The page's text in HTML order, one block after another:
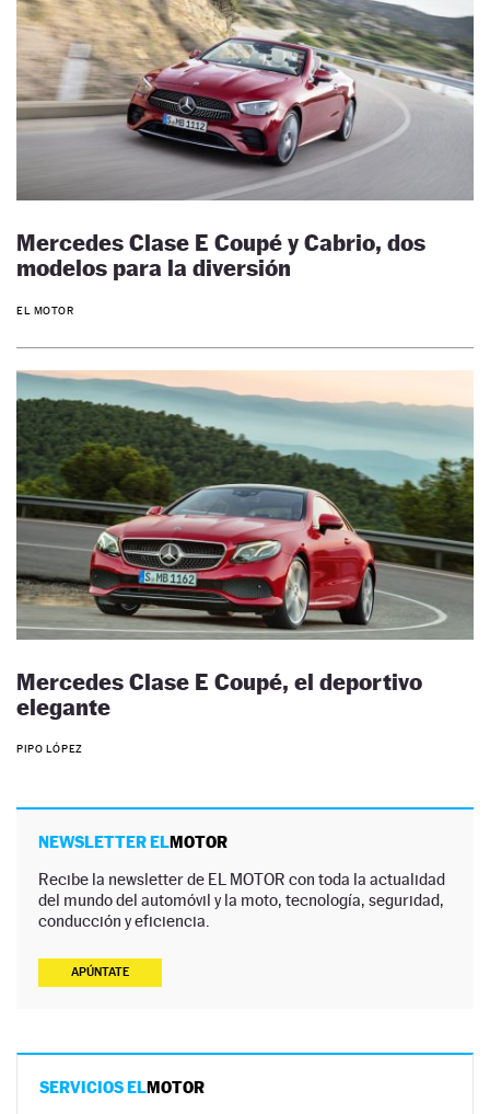
Mercedes Clase E Coupé y Cabrio, dos
modelos para la diversión
EL MOTOR
Mercedes Clase E Coupé, el deportivo
elegante
PIPO LÓPEZ
NEWSLETTER ELMOTOR
Recibe la newsletter de EL MOTOR con toda la actualidad
del mundo del automóvil y la moto, tecnología, seguridad,
conducción y eficiencia.
APÚNTATE
SERVICIOS ELMOTOR